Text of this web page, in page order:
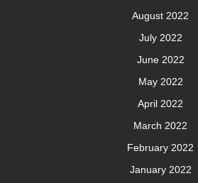
August 2022
July 2022
June 2022
May 2022
April 2022
March 2022
February 2022
January 2022